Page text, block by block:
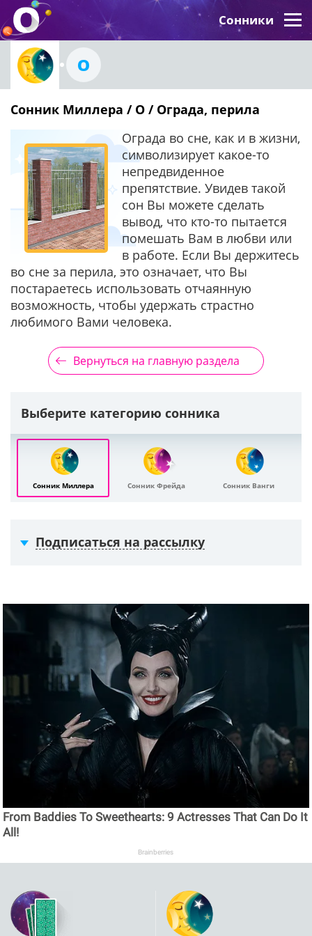
Сонники
О
Сонник Миллера / О / Ограда, перила
Ограда во сне, как и в жизни,
символизирует какое-то
непредвиденное
препятствие. Увидев такой
сон Вы можете сделать
вывод, что кто-то пытается
помешать Вам в любви или
в работе. Если Вы держитесь
во сне за перила, это означает, что Вы
постараетесь использовать отчаянную
возможность, чтобы удержать страстно
любимого Вами человека.
Вернуться на главную раздела
Выберите категорию сонника
Сонник Миллера Сонник Фрейда Сонник Ванги
Подписаться на рассылку
From Baddies To Sweethearts: 9 Actresses That Can Do It
All!
Brainberries